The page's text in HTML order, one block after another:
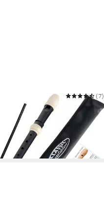
Stellina Sopranblockflöte
(7)
Werktagen bei dir